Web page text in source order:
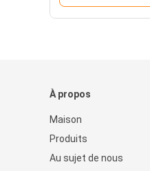
À propos
Maison
Produits
Au sujet de nous